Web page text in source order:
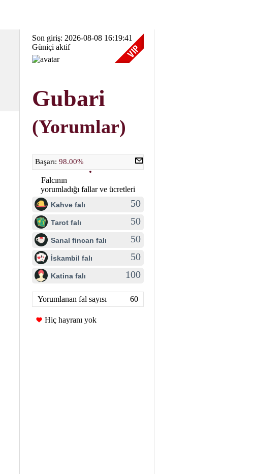
Son giriş: 2026-08-08 16:19:41
Güniçi aktif
Gubari
(Yorumlar)
Başarı: 98.00%
Falcının
yorumladığı fallar ve ücretleri
Kahve falı 50
Tarot falı 50
Sanal fincan falı 50
İskambil falı 50
Katina falı 100
Yorumlanan fal sayısı 60
Hiç hayranı yok